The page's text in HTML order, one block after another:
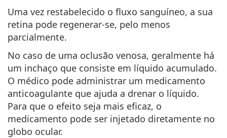
Uma vez restabelecido o fluxo sanguíneo, a sua
retina pode regenerar-se, pelo menos
parcialmente.
No caso de uma oclusão venosa, geralmente há
um inchaço que consiste em líquido acumulado.
O médico pode administrar um medicamento
anticoagulante que ajuda a drenar o líquido.
Para que o efeito seja mais eficaz, o
medicamento pode ser injetado diretamente no
globo ocular.